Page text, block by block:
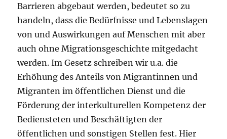
Barrieren abgebaut werden, bedeutet so zu
handeln, dass die Bedürfnisse und Lebenslagen
von und Auswirkungen auf Menschen mit aber
auch ohne Migrationsgeschichte mitgedacht
werden. Im Gesetz schreiben wir u.a. die
Erhöhung des Anteils von Migrantinnen und
Migranten im öffentlichen Dienst und die
Förderung der interkulturellen Kompetenz der
Bediensteten und Beschäftigten der
öffentlichen und sonstigen Stellen fest. Hier